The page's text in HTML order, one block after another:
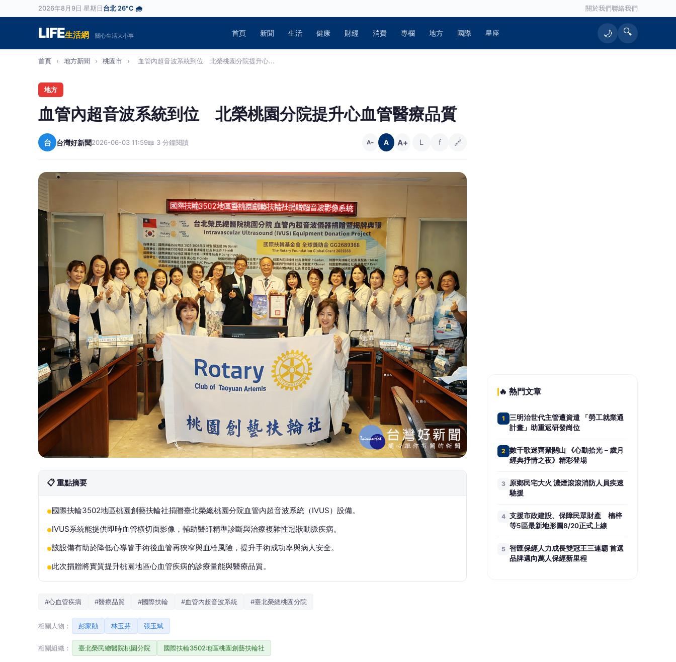
2026年8月9日 星期日 台北 26°C 🌧️ 關於我們聯絡我們
LIFE生活網 關心生活大小事 首頁 新聞 生活 健康 財經 消費 專欄 地方 國際 星座 🌙 🔍
首頁 › 地方新聞 › 桃園市 › 血管內超音波系統到位 北榮桃園分院提升心...
地方
血管內超音波系統到位 北榮桃園分院提升心血管醫療品質
台 台灣好新聞2026-06-03 11:59📖 3 分鐘閱讀 A− A A+ L f 🔗
📋 重點摘要
●國際扶輪3502地區桃園創藝扶輪社捐贈臺北榮總桃園分院血管內超音波系統（IVUS）設備。
●IVUS系統能提供即時血管橫切面影像，輔助醫師精準診斷與治療複雜性冠狀動脈疾病。
●該設備有助於降低心導管手術後血管再狹窄與血栓風險，提升手術成功率與病人安全。
●此次捐贈將實質提升桃園地區心血管疾病的診療量能與醫療品質。
#心血管疾病 #醫療品質 #國際扶輪 #血管內超音波系統 #臺北榮總桃園分院
相關人物： 彭家勛 林玉芬 張玉斌
相關組織： 臺北榮民總醫院桃園分院 國際扶輪3502地區桃園創藝扶輪社